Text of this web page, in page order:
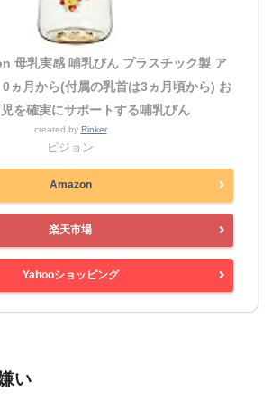
母乳実感 哺乳びん プラスチック製 ア
ヵ月から(付属の乳首は3ヵ月頃から) お
を確実にサポートする哺乳びん
created by Rinker
ピジョン
Amazon
楽天市場
Yahooショッピング
い